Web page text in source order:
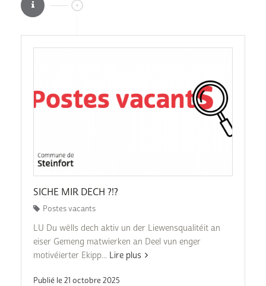
SICHE MIR DECH ?!?
Postes vacants
LU Du wëlls dech aktiv un der Liewensqualitéit an
eiser Gemeng matwierken an Deel vun enger
motivéierter Ekipp... Lire plus
Publié le 21 octobre 2025